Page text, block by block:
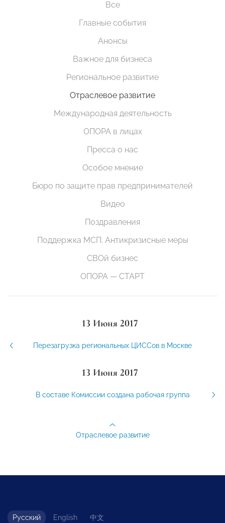
Все
Главные события
Анонсы
Важное для бизнеса
Региональное развитие
Отраслевое развитие
Международная деятельность
ОПОРА в лицах
Пресса о нас
Особое мнение
Бюро по защите прав предпринимателей
Видео
Поздравления
Поддержка МСП. Антикризисные меры
СВОй бизнес
ОПОРА — СТАРТ
13 Июня 2017
Перезагрузка региональных ЦИССов в Москве
13 Июня 2017
В составе Комиссии создана рабочая группа
Отраслевое развитие
Русский English 中文